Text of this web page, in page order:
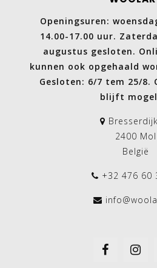
Openingsuren:
14.00-17.00 uur.
augustus gesloten.
kunnen ook opgehaald
Gesloten: 6/7 tem 25/8.
blijft
2400 Mol
België
+32 476 60